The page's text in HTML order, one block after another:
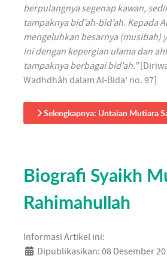
berpulangnya segenap kawan,
tampaknya bid’ah-bid’ah. Kepada
mengeluhkan besarnya (musibah)
ini dengan kepergian ulama dan
tampaknya berbagai bid’ah.”
Wadhdhâh dalam Al-Bida’ no. 97]
Selengkapnya: Untaian Mutiara
Biografi Syaikh
Rahimahullah
Informasi Artikel ini:
Dipublikasikan: 08 Desember